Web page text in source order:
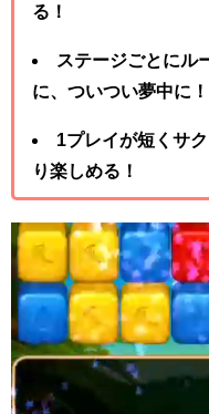
る！
ステージごとにル
に、ついつい夢中に！
1プレイが短くサ
り楽しめる！